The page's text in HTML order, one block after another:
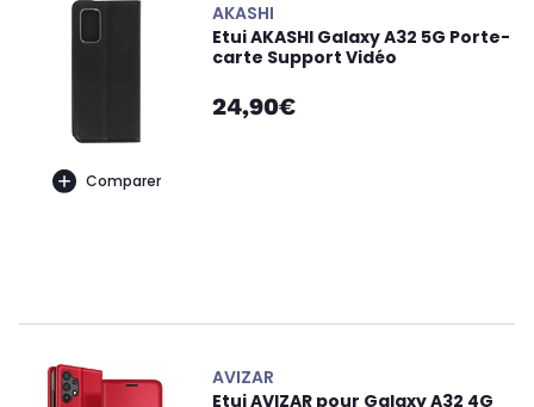
Comparer
AKASHI
Etui AKASHI Galaxy A32 5G Porte-
carte Support Vidéo
24,90€
AVIZAR
Etui AVIZAR pour Galaxy A32 4G